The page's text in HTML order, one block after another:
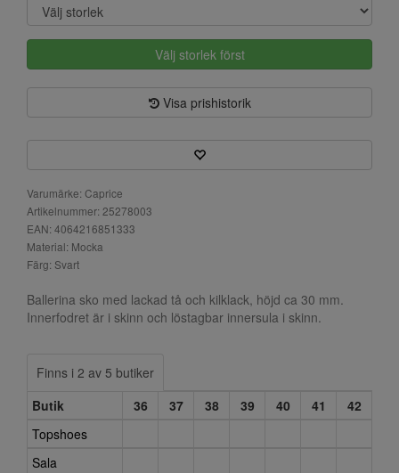
Välj storlek först
Visa prishistorik
Varumärke: Caprice
Artikelnummer: 25278003
EAN: 4064216851333
Material: Mocka
Färg: Svart
Ballerina sko med lackad tå och kilklack, höjd ca 30 mm.
Innerfodret är i skinn och löstagbar innersula i skinn.
Finns i 2 av 5 butiker
Butik
36 37 38 39 40 41
42
Topshoes
Sala